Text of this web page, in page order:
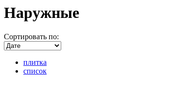
Наружные
Сортировать по:
плитка
список